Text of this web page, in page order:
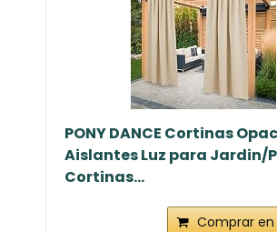
PONY DANCE Cortinas
Aislantes Luz para Jardin/
Cortinas...
Comprar